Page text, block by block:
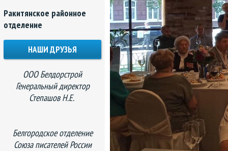
Ракитянское районное
отделение
НАШИ ДРУЗЬЯ
ООО Белдорстрой
Генеральный директор
Степашов Н.Е.
Белгородское отделение
Союза писателей России